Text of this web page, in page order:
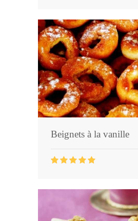
Beignets à la vanille